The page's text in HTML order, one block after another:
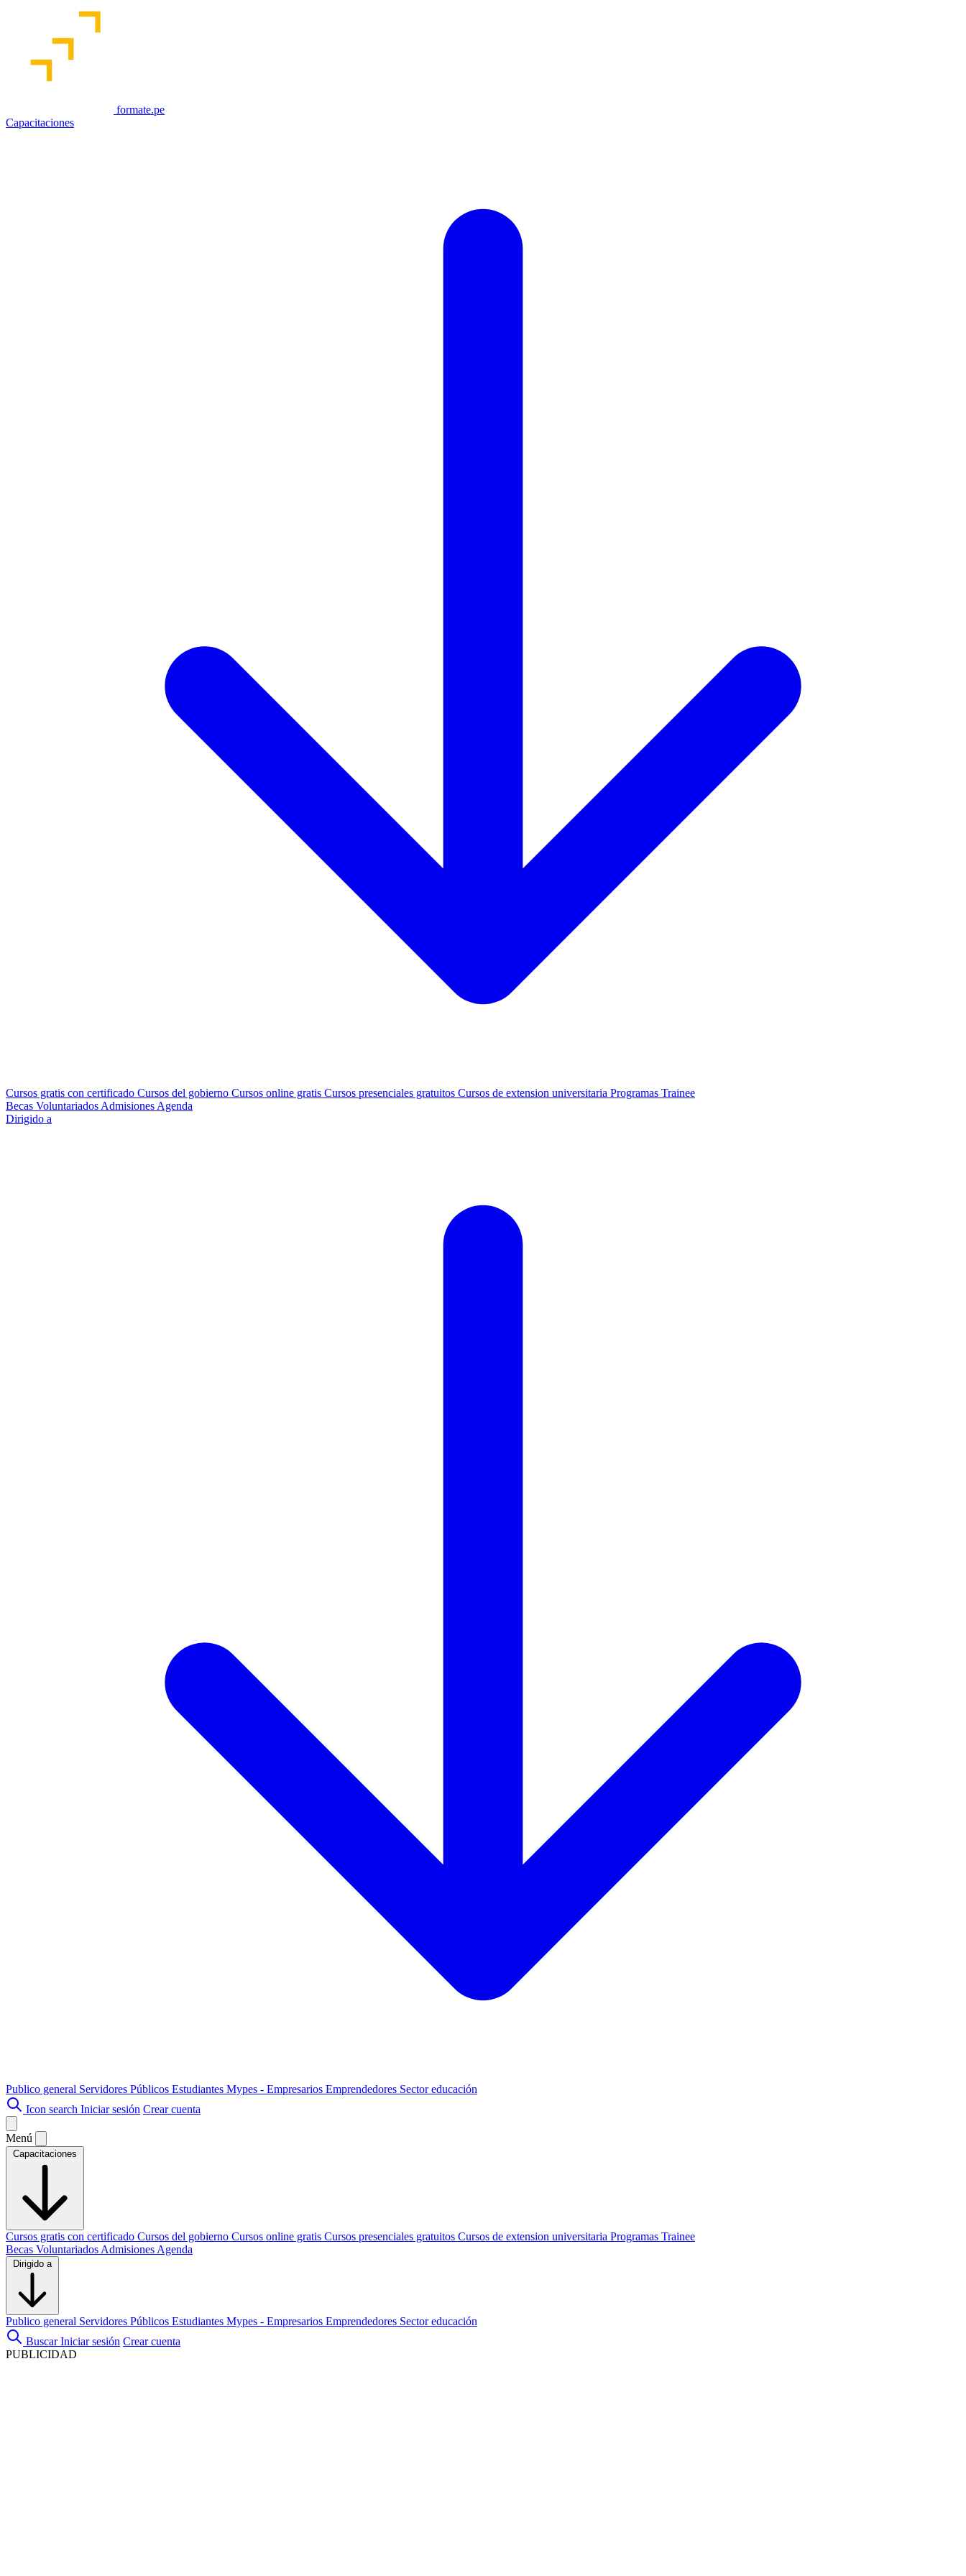
formate.pe
Capacitaciones
Cursos gratis con certificado Cursos del gobierno Cursos online gratis Cursos presenciales gratuitos Cursos de extension universitaria Programas Trainee
Becas Voluntariados Admisiones Agenda
Dirigido a
Publico general Servidores Públicos Estudiantes Mypes - Empresarios Emprendedores Sector educación
Icon search Iniciar sesión Crear cuenta
Menú
Capacitaciones
Cursos gratis con certificado Cursos del gobierno Cursos online gratis Cursos presenciales gratuitos Cursos de extension universitaria Programas Trainee
Becas Voluntariados Admisiones Agenda
Dirigido a
Publico general Servidores Públicos Estudiantes Mypes - Empresarios Emprendedores Sector educación
Buscar Iniciar sesión Crear cuenta
PUBLICIDAD